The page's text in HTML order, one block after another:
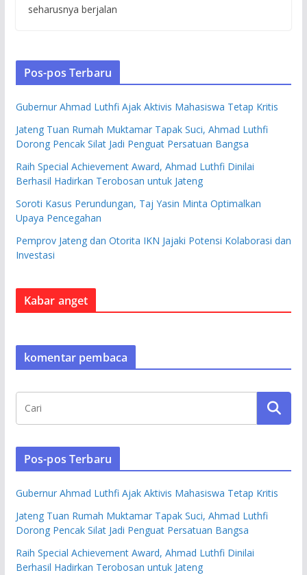
seharusnya berjalan
Pos-pos Terbaru
Gubernur Ahmad Luthfi Ajak Aktivis Mahasiswa Tetap Kritis
Jateng Tuan Rumah Muktamar Tapak Suci, Ahmad Luthfi
Dorong Pencak Silat Jadi Penguat Persatuan Bangsa
Raih Special Achievement Award, Ahmad Luthfi Dinilai
Berhasil Hadirkan Terobosan untuk Jateng
Soroti Kasus Perundungan, Taj Yasin Minta Optimalkan
Upaya Pencegahan
Pemprov Jateng dan Otorita IKN Jajaki Potensi Kolaborasi dan
Investasi
Kabar anget
komentar pembaca
Pos-pos Terbaru
Gubernur Ahmad Luthfi Ajak Aktivis Mahasiswa Tetap Kritis
Jateng Tuan Rumah Muktamar Tapak Suci, Ahmad Luthfi
Dorong Pencak Silat Jadi Penguat Persatuan Bangsa
Raih Special Achievement Award, Ahmad Luthfi Dinilai
Berhasil Hadirkan Terobosan untuk Jateng